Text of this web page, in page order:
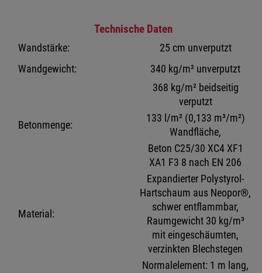
Technische Daten
Wandstärke:
25 cm unverputzt
Wandgewicht:
340 kg/m² unverputzt
368 kg/m² beidseitig
verputzt
Betonmenge:
133 l/m² (0,133 m³/m²)
Wandfläche,
Beton C25/30 XC4 XF1
XA1 F3 8 nach EN 206
Material:
Expandierter Polystyrol-
Hartschaum aus Neopor®,
schwer entflammbar,
Raumgewicht 30 kg/m³
mit eingeschäumten,
verzinkten Blechstegen
Normalelement: 1 m lang,